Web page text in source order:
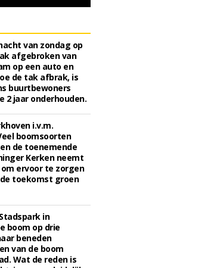
van zondag op
afgebroken van
op een auto en
de tak afbrak, is
buurtbewoners
2 jaar onderhouden.
i.v.m.
boomsoorten
de toenemende
Kerken neemt
ervoor te zorgen
toekomst groen
in
boom op drie
beneden
van de boom
Wat de reden is